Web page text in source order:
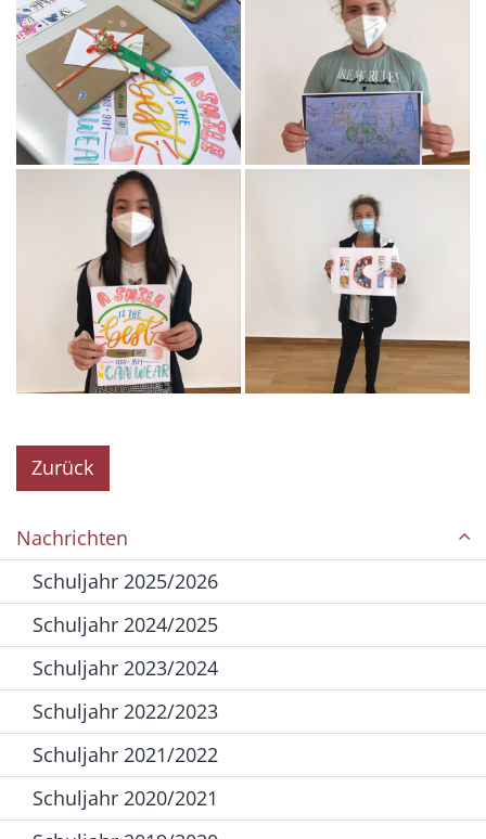
Zurück
Nachrichten
Schuljahr 2025/2026
Schuljahr 2024/2025
Schuljahr 2023/2024
Schuljahr 2022/2023
Schuljahr 2021/2022
Schuljahr 2020/2021